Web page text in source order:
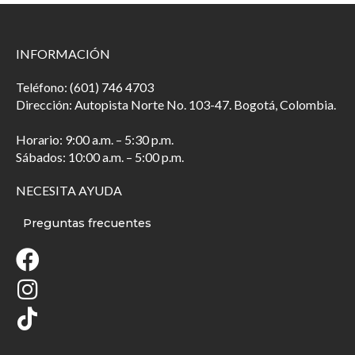
INFORMACIÓN
Teléfono: (601) 746 4703
Dirección: Autopista Norte No. 103-47. Bogotá, Colombia.
Horario: 9:00 a.m. – 5:30 p.m.
Sábados: 10:00 a.m. – 5:00 p.m.
NECESITA AYUDA
Preguntas frecuentes